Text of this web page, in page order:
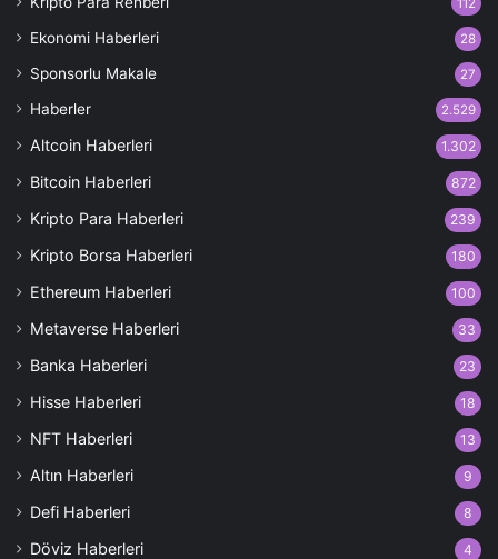
112
Ekonomi Haberleri 28
Sponsorlu Makale 27
Haberler 2.529
Altcoin Haberleri 1.302
Bitcoin Haberleri 872
Kripto Para Haberleri 239
Kripto Borsa Haberleri 180
Ethereum Haberleri 100
Metaverse Haberleri 33
Banka Haberleri 23
Hisse Haberleri 18
NFT Haberleri 13
Altın Haberleri 9
Defi Haberleri 8
Döviz Haberleri 4